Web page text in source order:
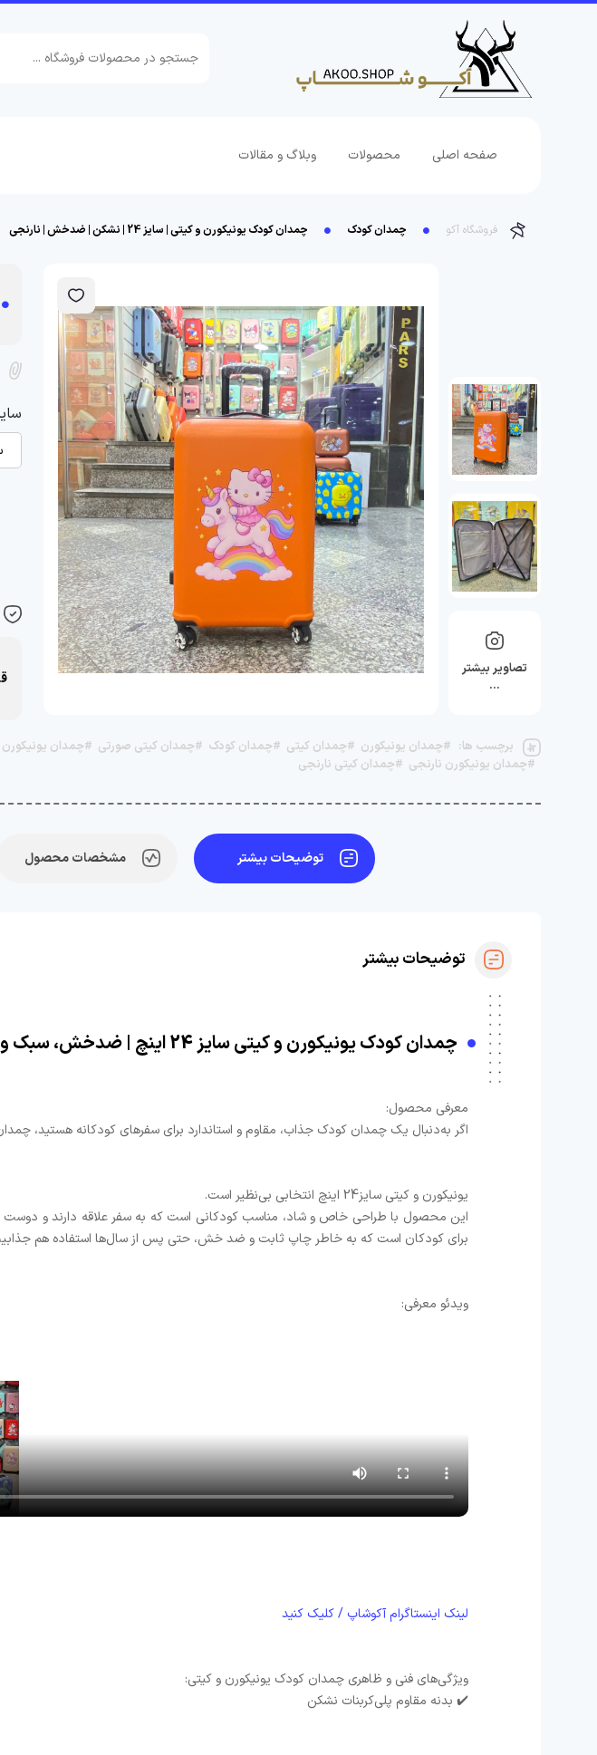
صفحه اصلی محصولات وبلاگ و مقالات
فروشگاه آکو چمدان کودک چمدان کودک یونیکورن و کیتی | سایز 24 | نشکن | ضدخش | نارنجی
تصاویر بیشتر
…
برچسب ها: #چمدان یونیکورن #چمدان کیتی #چمدان کودک #چمدان کیتی صورتی #چمدان یونیکورن
#چمدان یونیکورن نارنجی #چمدان کیتی نارنجی
توضیحات بیشتر مشخصات محصول
توضیحات بیشتر
چمدان کودک یونیکورن و کیتی سایز 24 اینچ | ضدخش، سبک و خاص
معرفی محصول:
اگر به‌دنبال یک چمدان کودک جذاب، مقاوم و استاندارد برای سفرهای کودکانه هستید،
یونیکورن و کیتی سایز24 اینچ انتخابی بی‌نظیر است.
این محصول با طراحی خاص و شاد، مناسب کودکانی است که به سفر علاقه دارند و
برای کودکان است که به خاطر چاپ ثابت و ضد خش، حتی پس از سال‌ها استفاده هم
ویدئو معرفی:
لینک اینستاگرام آکوشاپ / کلیک کنید
ویژگی‌های فنی و ظاهری چمدان کودک یونیکورن و کیتی:
✔️ بدنه مقاوم پلی‌کربنات نشکن